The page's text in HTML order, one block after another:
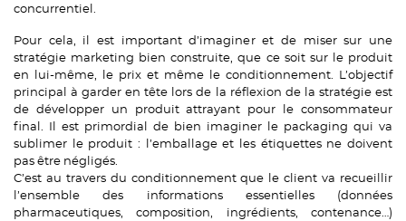
concurrentiel.
Pour cela, il est important d’imaginer et de miser sur une
stratégie marketing bien construite, que ce soit sur le produit
en lui-même, le prix et même le conditionnement. L’objectif
principal à garder en tête lors de la réflexion de la stratégie est
de développer un produit attrayant pour le consommateur
final. Il est primordial de bien imaginer le packaging qui va
sublimer le produit : l’emballage et les étiquettes ne doivent
pas être négligés.
C’est au travers du conditionnement que le client va recueillir
l’ensemble des informations essentielles (données
pharmaceutiques, composition, ingrédients, contenance…)